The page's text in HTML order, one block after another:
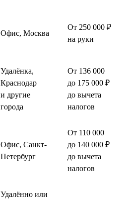
Офис, Москва
От 250 000 ₽
на руки
Удалёнка,
Краснодар
и другие
города
От 136 000
до 175 000 ₽
до вычета
налогов
Офис, Санкт-
Петербург
От 110 000
до 140 000 ₽
до вычета
налогов
Удалённо или